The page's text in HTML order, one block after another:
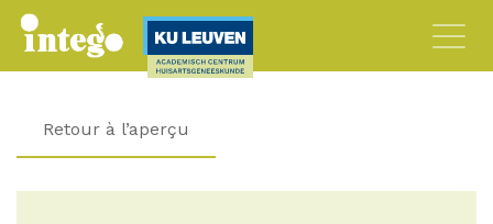
Retour à l’aperçu